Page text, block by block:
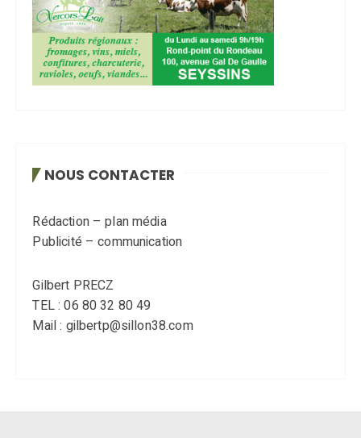
NOUS CONTACTER
Rédaction – plan média
Publicité – communication
Gilbert PRECZ
TEL : 06 80 32 80 49
Mail : gilbertp@sillon38.com